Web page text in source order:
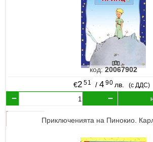
код:20067902
€2 51 / 4 90 лв. (с ДДС)
Приключенията на Пинокио.